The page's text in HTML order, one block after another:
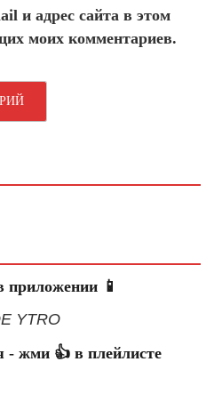
и адрес сайта в этом
моих комментариев.
📱
YTRO
- жми 👍 в плейлисте